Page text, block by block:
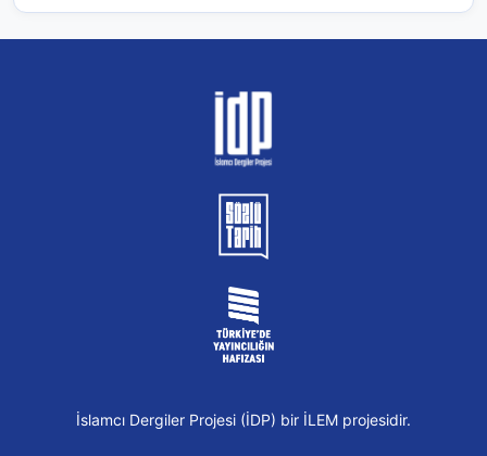
İslamcı Dergiler Projesi (İDP) bir İLEM projesidir.